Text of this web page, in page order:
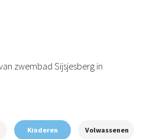
zwembad Sijsjesberg in
Kinderen Volwassenen